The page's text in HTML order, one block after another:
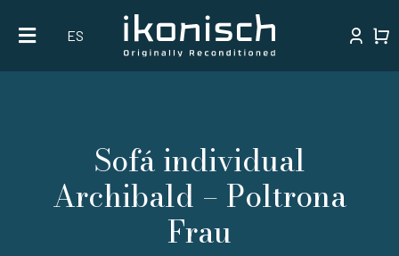
content
ES
Sofá individual
Archibald – Poltrona
Frau